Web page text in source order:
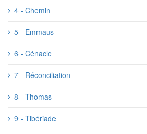
4 - Chemin
5 - Emmaus
6 - Cénacle
7 - Réconciliation
8 - Thomas
9 - Tibériade